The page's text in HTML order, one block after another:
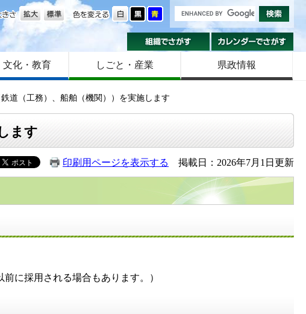
色を変える
文字の大きさ
組織でさがす
文化・教育 しごと・産業 県政情報
道（工務）、船舶（機関））を実施します
ます
印刷用ページを表示する 掲載日：2026年7月1日更新
採用される場合もあります。）